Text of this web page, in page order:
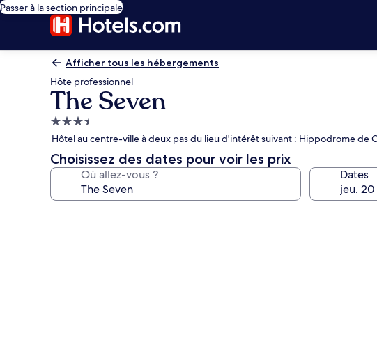
Passer à la section principale
Afficher tous les hébergements
Hôte professionnel
The Seven
Hébergement
3.5 étoiles
Hôtel au centre-ville à deux pas du lieu d'intérêt suivant : Hippodrome de
Choisissez des dates pour voir les prix
Où allez-vous ? Dates